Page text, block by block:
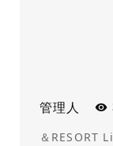
管理人
＆RESORT